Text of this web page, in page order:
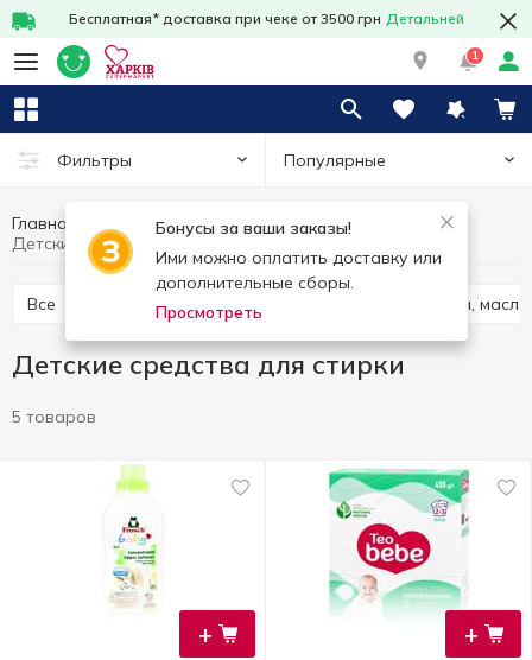
Бесплатная* доставка при чеке от 3500 грн Детальней
1
Фильтры Популярные
Бонусы за ваши заказы!
Ими можно оплатить доставку или
дополнительные сборы.
Просмотреть
Главная Товары для детей
Уход за ребёнком
Все Аксессуары для купания Кремы, лосьоны, масла
Детские средства для стирки
5 товаров
+ +